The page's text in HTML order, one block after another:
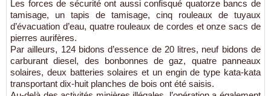
Les forces de sécurité ont aussi confisqué quatorze bancs de
tamisage, un tapis de tamisage, cinq rouleaux de tuyaux
d’évacuation d’eau, quatre rouleaux de cordes et onze sacs de
pierres aurifères.
Par ailleurs, 124 bidons d’essence de 20 litres, neuf bidons de
carburant diesel, des bonbonnes de gaz, quatre panneaux
solaires, deux batteries solaires et un engin de type kata-kata
transportant dix-huit planches de bois ont été saisis.